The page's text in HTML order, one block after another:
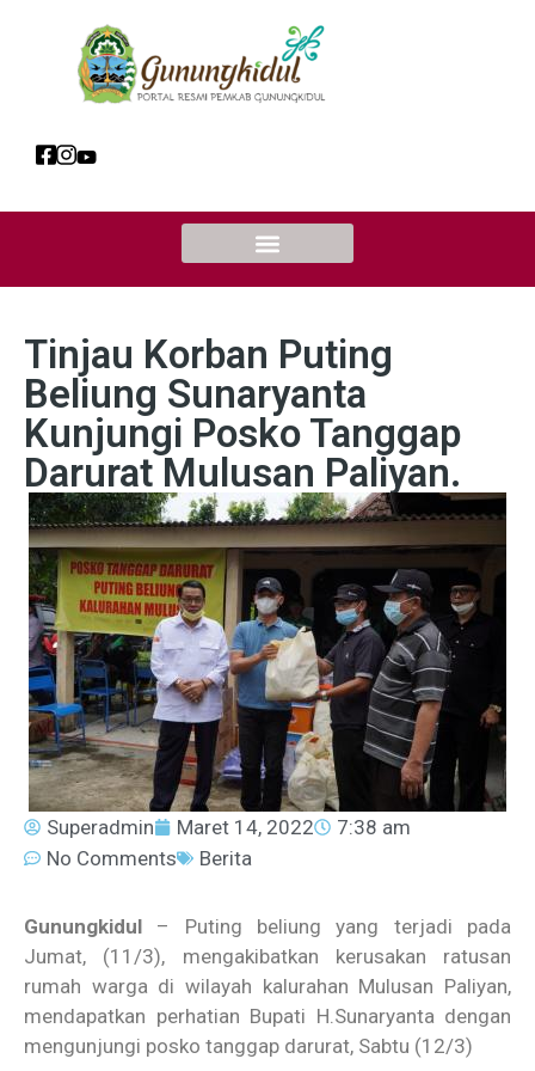
Tinjau Korban Puting
Beliung Sunaryanta
Kunjungi Posko Tanggap
Darurat Mulusan Paliyan.
Superadmin Maret 14, 2022
7:38 am
No Comments
Berita
Gunungkidul – Puting beliung yang terjadi pada
Jumat, (11/3), mengakibatkan kerusakan ratusan
rumah warga di wilayah kalurahan Mulusan Paliyan,
mendapatkan perhatian Bupati H.Sunaryanta dengan
mengunjungi posko tanggap darurat, Sabtu (12/3)